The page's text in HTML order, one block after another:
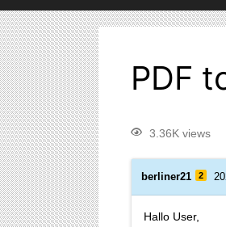
PDF
3.36K views
berliner21 2
Hallo User,